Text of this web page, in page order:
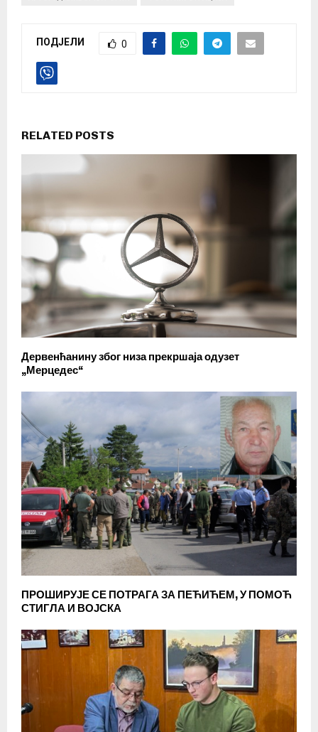
ПОДЈЕЛИ 0
RELATED POSTS
Дервенћанину због низа прекршаја одузет
„Мерцедес“
ПРОШИРУЈЕ СЕ ПОТРАГА ЗА ПЕЋИЋЕМ, У ПОМОЋ
СТИГЛА И ВОЈСКА